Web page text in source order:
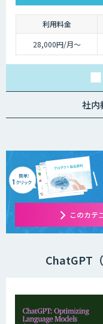
利用料金
28,000円/月〜
社
このカテ
ChatGPT